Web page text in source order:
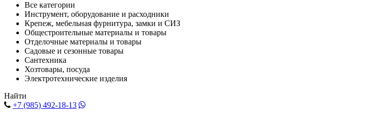
Все категории
Инструмент, оборудование и расходники
Крепеж, мебельная фурнитура, замки и СИЗ
Общестроительные материалы и товары
Отделочные материалы и товары
Садовые и сезонные товары
Сантехника
Хозтовары, посуда
Электротехнические изделия
Найти
+7 (985) 492-18-13